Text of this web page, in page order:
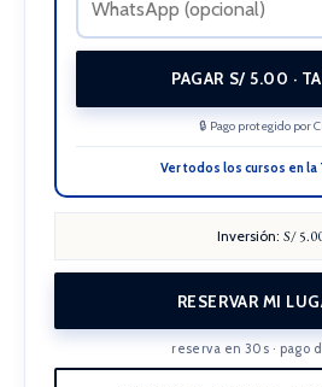
PAGAR S/ 5.00 ·
🔒 Pago protegido por
Ver todos los cursos en
Inversión: S/
RESERVAR MI
reserva en 30s · pago